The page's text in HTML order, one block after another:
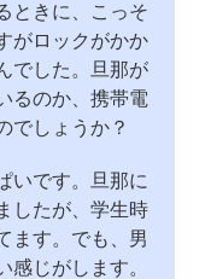
ときに、こっそ
がロックがかか
でした。旦那が
るのか、携帯電
でしょうか？
いです。旦那に
したが、学生時
ます。でも、男
感じがします。